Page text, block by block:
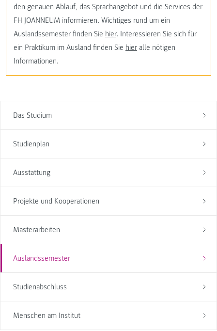
Das Studium
Studienplan
Ausstattung
Projekte und Kooperationen
Masterarbeiten
Auslandssemester
Studienabschluss
Menschen am Institut
den genauen Ablauf, das Sprachangebot und die Services der
FH JOANNEUM informieren. Wichtiges rund um ein
Auslandssemester finden Sie hier. Interessieren Sie sich für
ein Praktikum im Ausland finden Sie hier alle nötigen
Informationen.